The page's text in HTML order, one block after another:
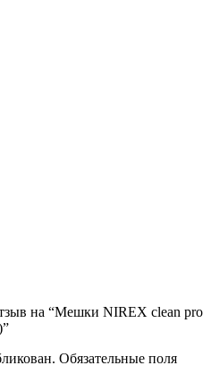
на “Мешки NIREX clean pro
Обязательные поля